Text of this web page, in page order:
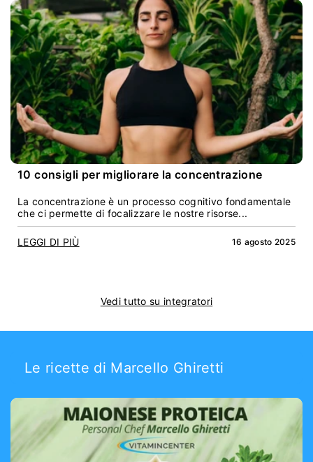
10 consigli per migliorare la concentrazione
La concentrazione è un processo cognitivo fondamentale
che ci permette di focalizzare le nostre risorse...
LEGGI DI PIÙ 16 agosto 2025
Vedi tutto su integratori
Le ricette di Marcello Ghiretti